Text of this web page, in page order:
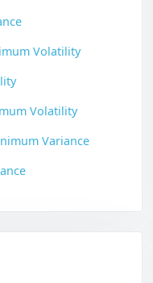
Volatility
Volatility
Variance